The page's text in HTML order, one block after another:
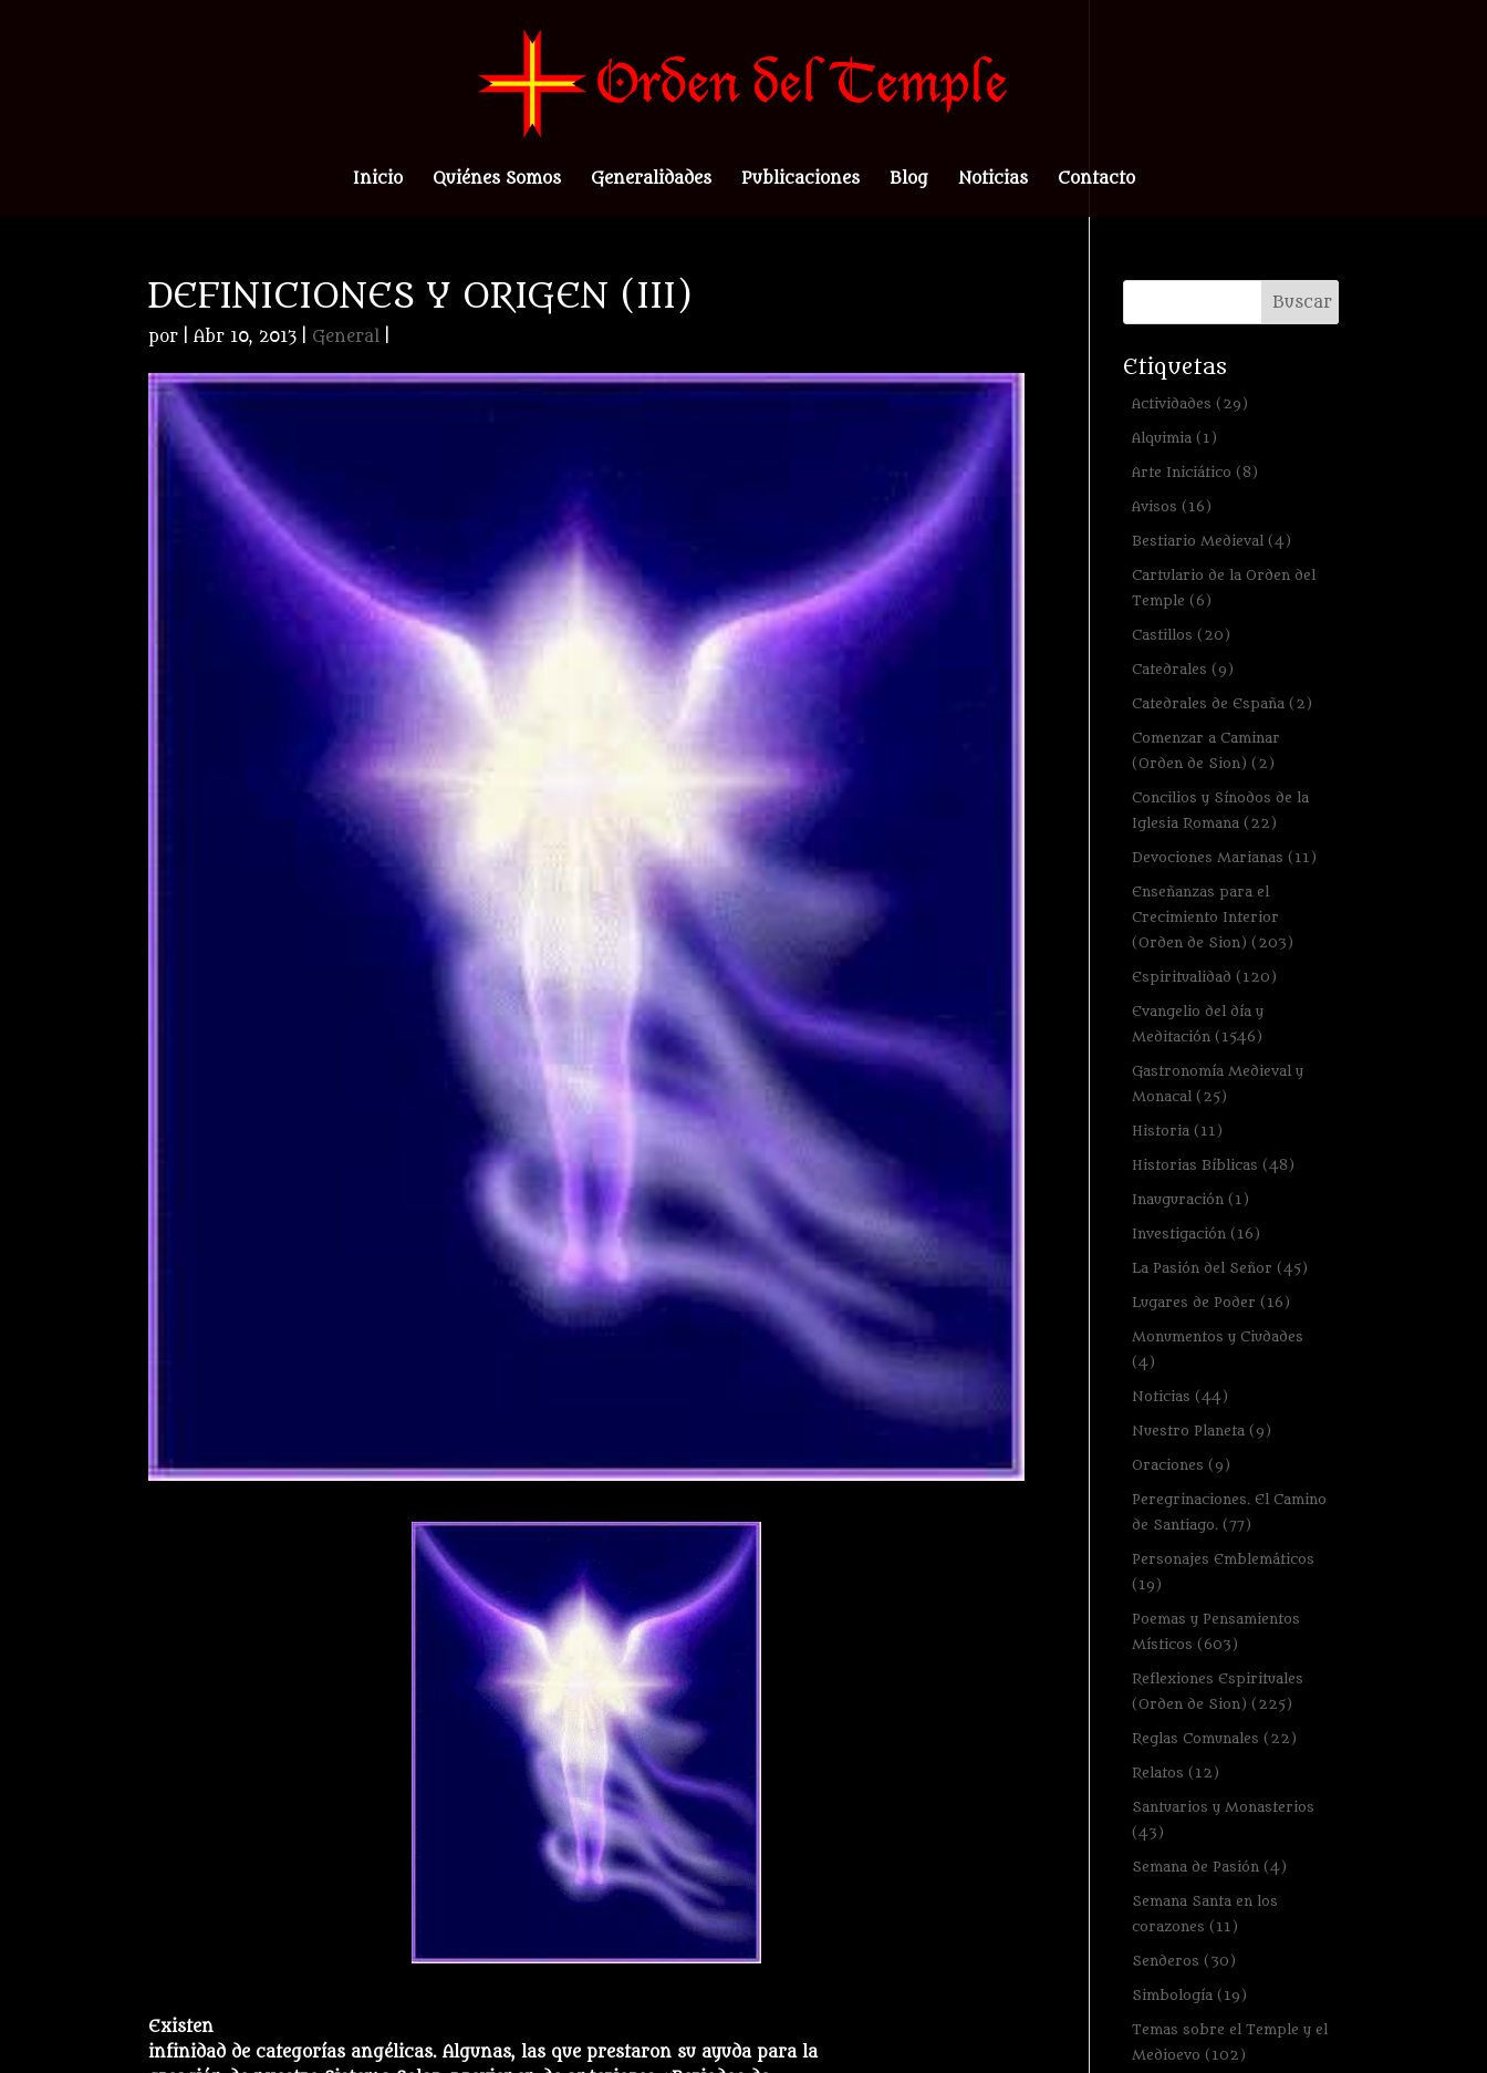
Inicio Quiénes Somos Generalidades Publicaciones Blog Noticias Contacto
DEFINICIONES Y ORIGEN (III)
por |Abr 10, 2013 General
Existen
infinidad de categorías angélicas. Algunas, las que prestaron su ayuda para la
Etiquetas
Actividades (29)
Alquimia (1)
Arte Iniciático (8)
Avisos (16)
Bestiario Medieval (4)
Cartulario de la Orden del
Temple (6)
Castillos (20)
Catedrales (9)
Catedrales de España (2)
Comenzar a Caminar
(Orden de Sion) (2)
Concilios y Sínodos de la
Iglesia Romana (22)
Devociones Marianas (11)
Enseñanzas para el
Crecimiento Interior
(Orden de Sion) (203)
Espiritualidad (120)
Evangelio del día y
Meditación (1546)
Gastronomía Medieval y
Monacal (25)
Historia (11)
Historias Bíblicas (48)
Inauguración (1)
Investigación (16)
La Pasión del Señor (45)
Lugares de Poder (16)
Monumentos y Ciudades
(4)
Noticias (44)
Nuestro Planeta (9)
Oraciones (9)
Peregrinaciones. El Camino
de Santiago. (77)
Personajes Emblemáticos
(19)
Poemas y Pensamientos
Místicos (603)
Reflexiones Espirituales
(Orden de Sion) (225)
Reglas Comunales (22)
Relatos (12)
Santuarios y Monasterios
(43)
Semana de Pasión (4)
Semana Santa en los
corazones (11)
Senderos (30)
Simbología (19)
Temas sobre el Temple y el
Medioevo (102)